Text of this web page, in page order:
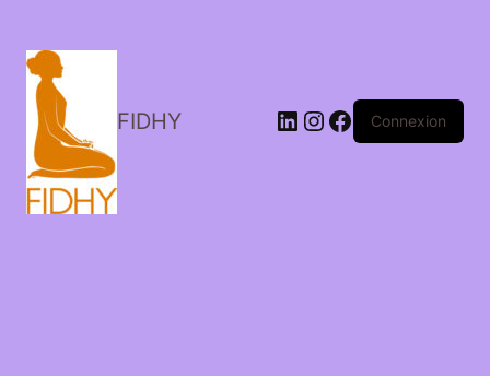
FIDHY LinkedIn
Instagram
Facebook
Connexion